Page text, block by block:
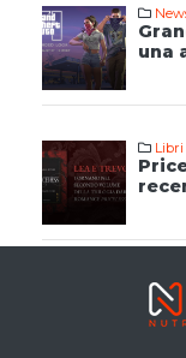
una
Libri